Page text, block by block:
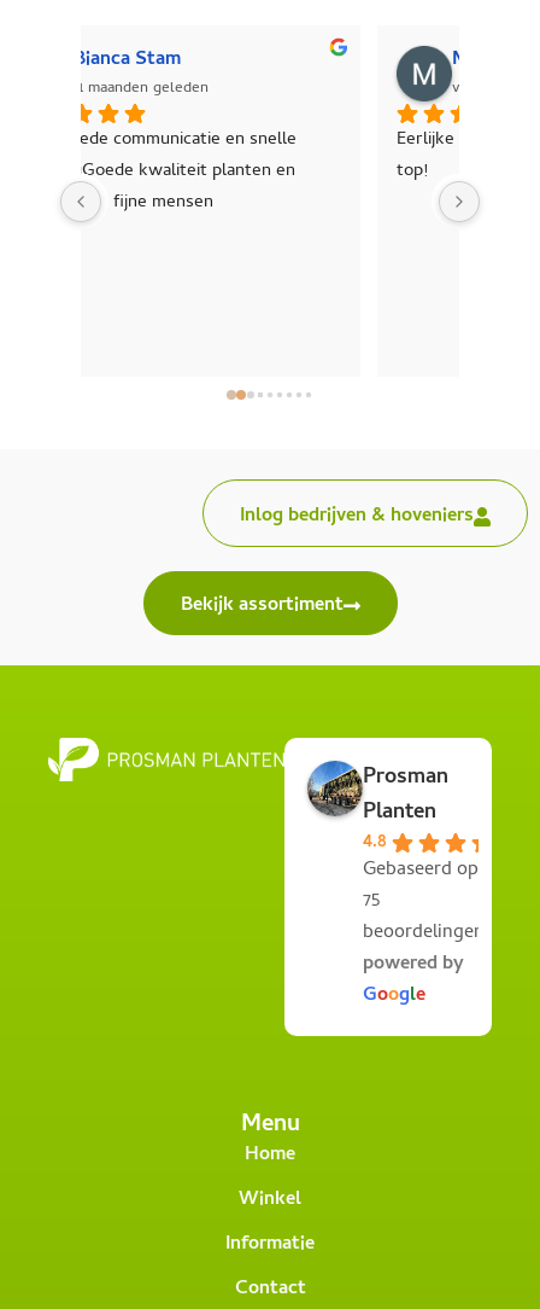
Michiel Bijl
vorig jaar
Eerlijke gast, met mooie planten. Kortom
top!
Inlog bedrijven & hoveniers
Bekijk assortiment
Prosman
Planten
4.8
Gebaseerd op
75
beoordelingen
powered by
Google
Menu
Home
Winkel
Informatie
Contact